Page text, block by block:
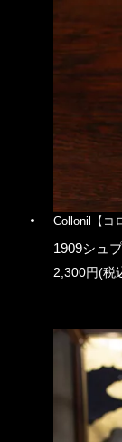
Collonil【コ
1909シュ
2,300円(税